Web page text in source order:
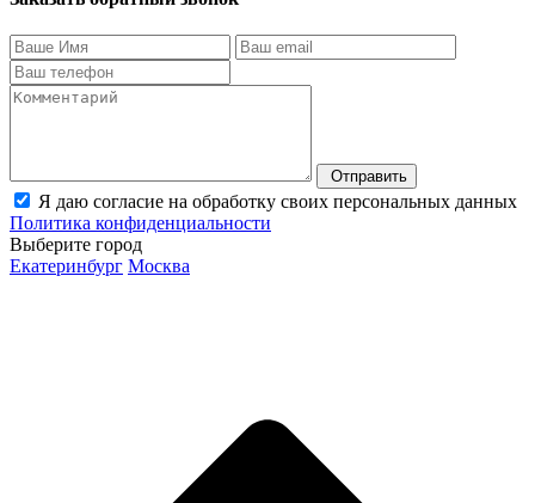
Отправить
Я даю согласие на обработку своих персональных данных
Политика конфиденциальности
Выберите город
Екатеринбург Москва